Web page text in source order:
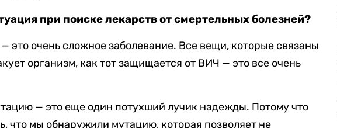
при поиске лекарств от смертельных болезней?
это очень сложное заболевание. Все вещи, которые связаны
организм, как тот защищается от ВИЧ — это все очень
— это еще один потухший лучик надежды. Потому что
что мы обнаружили мутацию, которая позволяет не